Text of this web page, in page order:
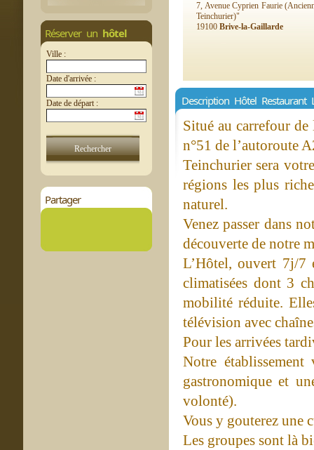
Réserver un hôtel
Ville :
Date d'arrivée :
Date de départ :
Partager
7, Avenue Cyprien Faurie
Teinchurier)"
19100 Brive-la-Gaillarde
Description Hôtel Restaurant
Situé au carrefour
n°51 de l’autoroute
Teinchurier sera
régions les plus
naturel.
Venez passer dans
découverte de notre
L’Hôtel, ouvert 7j/7
climatisées dont 3
mobilité réduite.
télévision avec
Pour les arrivées
Notre
gastronomique et
volonté).
Vous y gouterez une
Les groupes sont là